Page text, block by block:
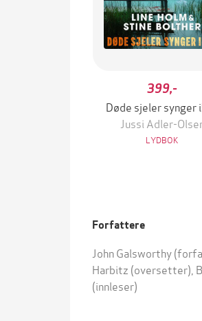
399,-
Døde sjeler synger
Jussi Adler-
LYDBOK
Forfattere
John Galsworthy
Harbitz (oversetter),
(innleser)